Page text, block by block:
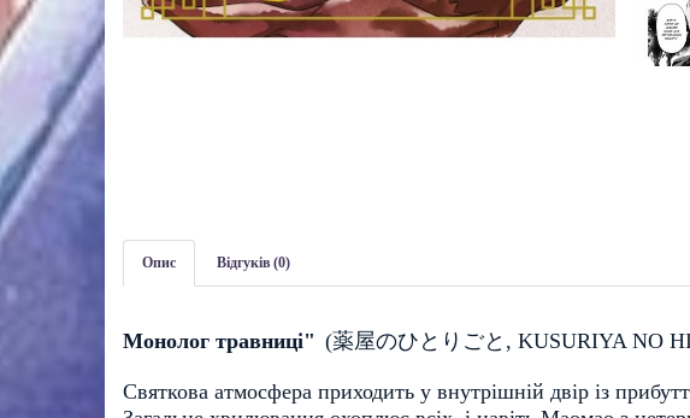
Опис Відгуків (0)
Монолог травниці" (薬屋のひとりごと , KUSURIYA NO
Святкова атмосфера приходить у внутрішній двір із